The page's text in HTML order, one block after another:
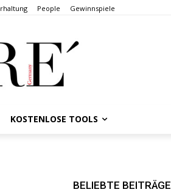
People Gewinnspiele
KOSTENLOSE TOOLS
BELIEBTE BEITRÄGE